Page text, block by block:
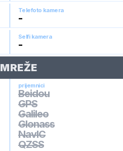
Telefoto kamera
-
Selfi kamera
-
MREŽE
prijemnici
Beidou
GPS
Galileo
Glonass
NavIC
QZSS